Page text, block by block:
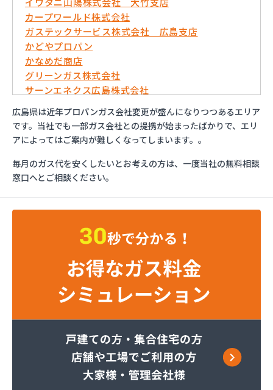
イワタニ山陽株式会社 大竹支店
カープワールド株式会社
ガステックサービス株式会社 広島支店
かどやプロパン
かなめだ商店
グリーンガス株式会社
サーンエネクス広島株式会社
さくらBIM株式会社
ダイネン株式会社広島営業所
トーショク
やぶねハウビン株式会社 LPガス事業所
（YAVNE・HOUVIN）
ユニオンフォレスト株式会社 本社
安藤プロパン
伊藤忠エネクスホームライフ西日本株式会社 広島
伊藤忠エネクスホームライフ西日本株式会社 本
社・営業部
加計燃料株式会社 広島営業所
可部ガス販売株式会社
広島県は近年プロパンガス会社変更が盛んになりつつあるエリア
です。当社でも一部ガス会社との提携が始まったばかりで、エリ
アによってはご案内が難しくなってしまいます。。
毎月のガス代を安くしたいとお考えの方は、一度当社の無料相談
窓口へとご相談ください。